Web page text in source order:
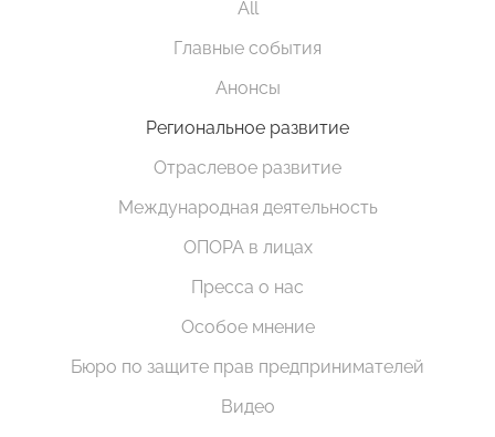
All
Главные события
Анонсы
Региональное развитие
Отраслевое развитие
Международная деятельность
ОПОРА в лицах
Пресса о нас
Особое мнение
Бюро по защите прав предпринимателей
Видео